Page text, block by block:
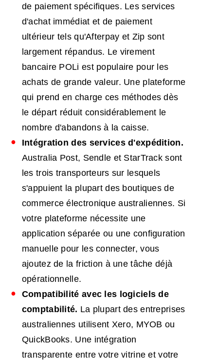
de paiement spécifiques. Les services
d'achat immédiat et de paiement
ultérieur tels qu'Afterpay et Zip sont
largement répandus. Le virement
bancaire POLi est populaire pour les
achats de grande valeur. Une plateforme
qui prend en charge ces méthodes dès
le départ réduit considérablement le
nombre d'abandons à la caisse.
Intégration des services d'expédition.
Australia Post, Sendle et StarTrack sont
les trois transporteurs sur lesquels
s'appuient la plupart des boutiques de
commerce électronique australiennes. Si
votre plateforme nécessite une
application séparée ou une configuration
manuelle pour les connecter, vous
ajoutez de la friction à une tâche déjà
opérationnelle.
Compatibilité avec les logiciels de
comptabilité. La plupart des entreprises
australiennes utilisent Xero, MYOB ou
QuickBooks. Une intégration
transparente entre votre vitrine et votre